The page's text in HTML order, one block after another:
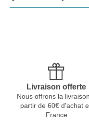
featured_seasonal_and_gifts
Livraison offerte
Nous offrons la
partir de 60€ d'achat
France